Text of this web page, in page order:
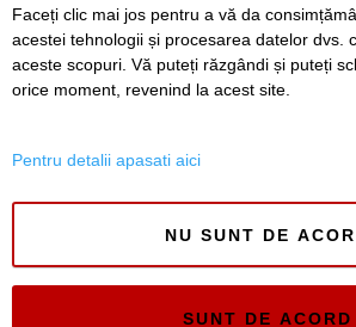
SERVICII Redactia
Folosinta
Faceți clic mai jos pentru a vă da
acestei tehnologii și procesarea datelor dvs.
aceste scopuri. Vă puteți răzgândi și puteți
orice moment, revenind la acest site.
Pentru detalii apasati aici
NU SUNT DE
SUNT DE ACORD